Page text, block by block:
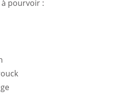
pourvoir :